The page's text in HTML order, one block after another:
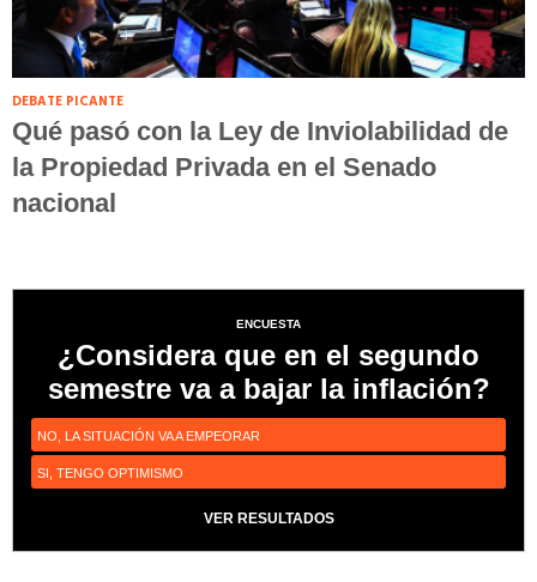
DEBATE PICANTE
Qué pasó con la Ley de Inviolabilidad de
la Propiedad Privada en el Senado
nacional
ENCUESTA
¿Considera que en el segundo
semestre va a bajar la inflación?
NO, LA SITUACIÓN VA A EMPEORAR
SI, TENGO OPTIMISMO
VER RESULTADOS